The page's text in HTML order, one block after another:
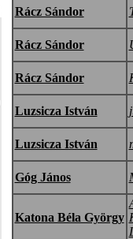
Rácz Sándor
Rácz Sándor
Rácz Sándor
Luzsicza István
Luzsicza István
Góg János
Katona Béla György